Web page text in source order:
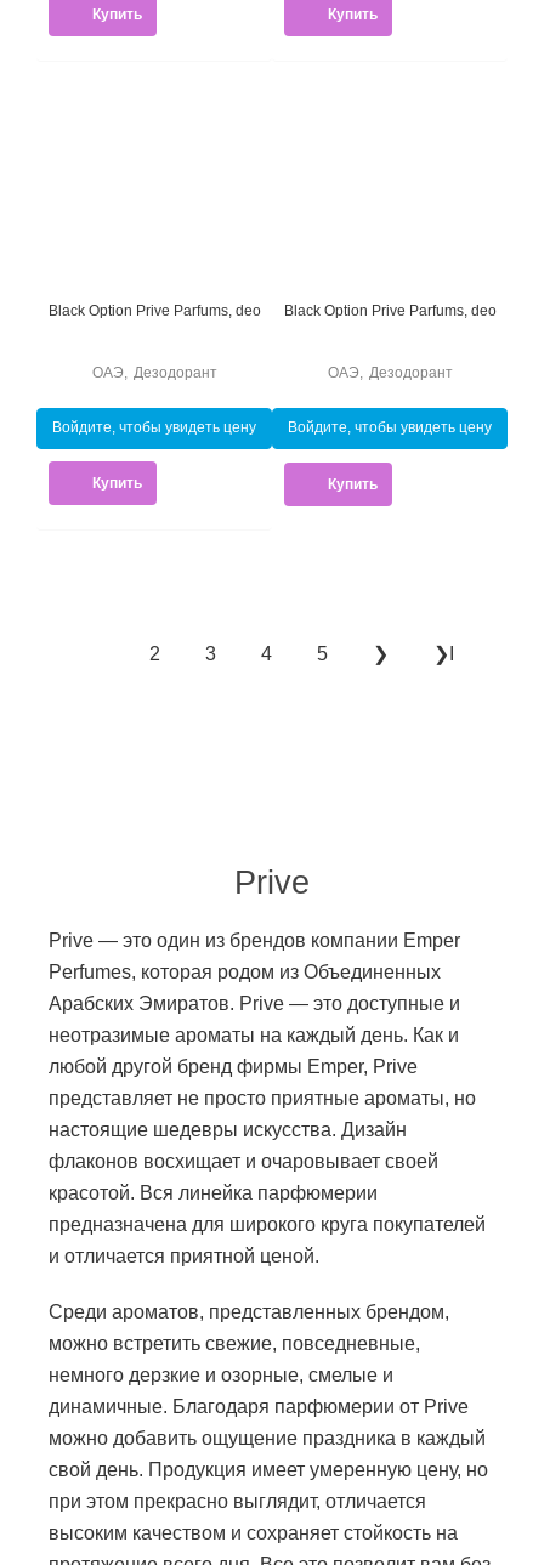
Купить Купить
Black Option Prive Parfums, deo
Дезодорант
ОАЭ
Войдите, чтобы увидеть цену
Купить
Black Option Prive Parfums, deo
Дезодорант
ОАЭ
Войдите, чтобы увидеть цену
Купить
2 3 4 5 ❯ ❯Ι
Prive
Prive — это один из брендов компании Emper
Perfumes, которая родом из Объединенных
Арабских Эмиратов. Prive — это доступные и
неотразимые ароматы на каждый день. Как и
любой другой бренд фирмы Emper, Prive
представляет не просто приятные ароматы, но
настоящие шедевры искусства. Дизайн
флаконов восхищает и очаровывает своей
красотой. Вся линейка парфюмерии
предназначена для широкого круга покупателей
и отличается приятной ценой.
Среди ароматов, представленных брендом,
можно встретить свежие, повседневные,
немного дерзкие и озорные, смелые и
динамичные. Благодаря парфюмерии от Prive
можно добавить ощущение праздника в каждый
свой день. Продукция имеет умеренную цену, но
при этом прекрасно выглядит, отличается
высоким качеством и сохраняет стойкость на